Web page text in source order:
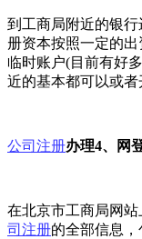
到工商局附近的银
册资本按照一定的
临时账户(目前有好
近的基本都可以或者
公司注册办理4、网
在北京市工商局网
司注册的全部信息